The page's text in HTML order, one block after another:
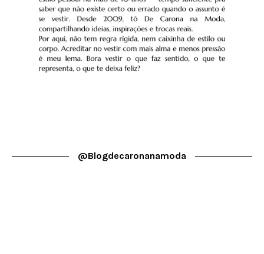
@blogdecaronanamoda